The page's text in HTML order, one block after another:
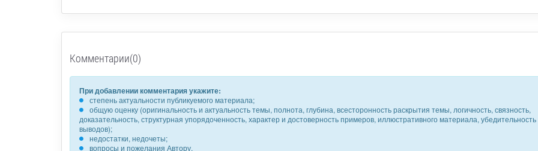
Комментарии(0)
При добавлении комментария укажите:
степень актуальности публикуемого материала;
общую оценку (оригинальность и актуальность темы, полнота, глубина, всесторонность раскрытия темы, логичность, связность,
доказательность, структурная упорядоченность, характер и достоверность примеров, иллюстративного материала, убедительность
выводов);
недостатки, недочеты;
вопросы и пожелания Автору.